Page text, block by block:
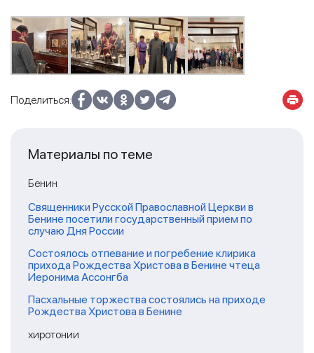
Поделиться:
Материалы по теме
Бенин
Священники Русской Православной Церкви в
Бенине посетили государственный прием по
случаю Дня России
Состоялось отпевание и погребение клирика
прихода Рождества Христова в Бенине чтеца
Иеронима Ассонгба
Пасхальные торжества состоялись на приходе
Рождества Христова в Бенине
хиротонии